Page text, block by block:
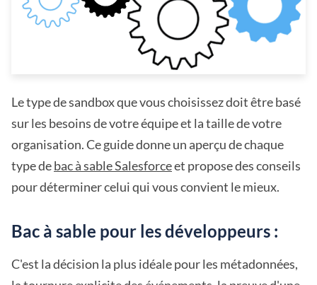
Le type de sandbox que vous choisissez doit être basé
sur les besoins de votre équipe et la taille de votre
organisation. Ce guide donne un aperçu de chaque
type debac à sable Salesforceet propose des conseils
pour déterminer celui qui vous convient le mieux.
Bac à sable pour les développeurs :
C'est la décision la plus idéale pour les métadonnées,